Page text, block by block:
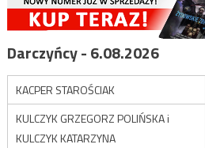
Darczyńcy - 6.08.2026
KACPER STAROŚCIAK
KULCZYK GRZEGORZ POLIŃSKA i
KULCZYK KATARZYNA